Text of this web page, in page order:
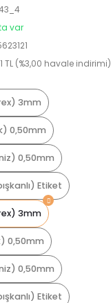
var
TL (%3,00 havale indirimi)
3mm
0,50mm
0,50mm
Etiket
3mm
0,50mm
0,50mm
Etiket